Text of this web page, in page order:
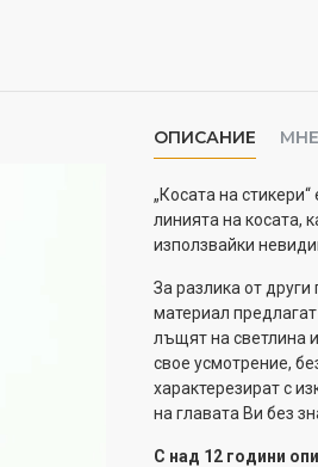
ОПИСАНИЕ
„Косата на
линията на косата,
използвайки
За разлика от
материал
лъщят на светлина
свое усмотрение,
характерезират с
на главата Ви без
С над 12 години